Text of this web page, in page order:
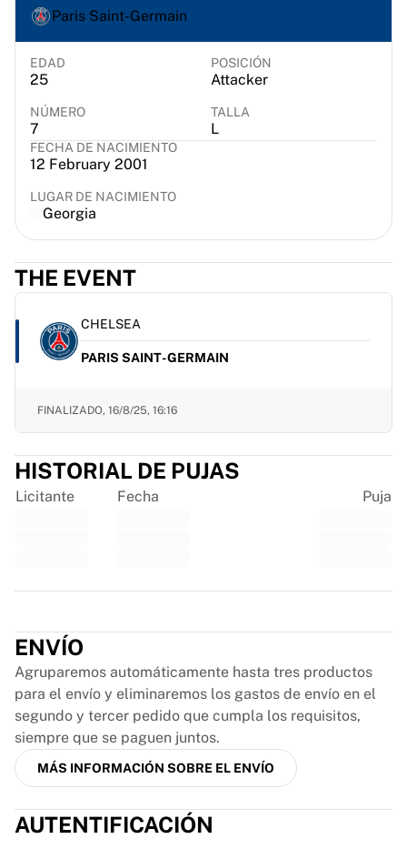
Chicago Bulls
Portland Trail Blazers
Ver toda la NBA
Beşiktaş Gain
Fenerbahçe Baloncesto
Eslovenia
Guerri Napoli
Otros deportes
Team Visma | Lease a bike
Soudal Quick Step
Netcompany INEOS
EF Education
Team Jayco AlUla
Rugby
France Rugby
Bath Rugby
ASM Clermont Auvergne
Críquet de Irlanda
Ver todo el críquet
Hockey sobre hielo
Aalborg Pirates
Tre Kronor
NHL Alumni
Ver todo el hockey sobre hielo
Glory Kickboxing
Team Liquid
Paris Saint-Germain
EDAD
25
POSICIÓN
Attacker
NÚMERO
7
TALLA
L
FECHA DE NACIMIENTO
12 February 2001
LUGAR DE NACIMIENTO
Georgia
THE EVENT
CHELSEA
PARIS SAINT-GERMAIN
FINALIZADO, 16/8/25, 16:16
HISTORIAL DE PUJAS
Licitante Fecha Puja
ENVÍO
Agruparemos automáticamente hasta tres productos
para el envío y eliminaremos los gastos de envío en el
segundo y tercer pedido que cumpla los requisitos,
siempre que se paguen juntos.
MÁS INFORMACIÓN SOBRE EL ENVÍO
AUTENTIFICACIÓN